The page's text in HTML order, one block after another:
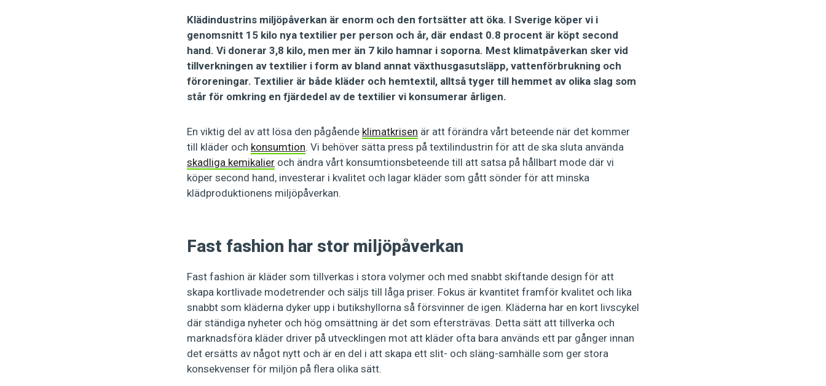
Klädindustrins miljöpåverkan är enorm och den fortsätter att öka. I Sverige köper vi i
genomsnitt 15 kilo nya textilier per person och år, där endast 0.8 procent är köpt second
hand. Vi donerar 3,8 kilo, men mer än 7 kilo hamnar i soporna. Mest klimatpåverkan sker vid
tillverkningen av textilier i form av bland annat växthusgasutsläpp, vattenförbrukning och
föroreningar. Textilier är både kläder och hemtextil, alltså tyger till hemmet av olika slag som
står för omkring en fjärdedel av de textilier vi konsumerar årligen.
En viktig del av att lösa den pågående klimatkrisen är att förändra vårt beteende när det kommer
till kläder och konsumtion. Vi behöver sätta press på textilindustrin för att de ska sluta använda
skadliga kemikalier och ändra vårt konsumtionsbeteende till att satsa på hållbart mode där vi
köper second hand, investerar i kvalitet och lagar kläder som gått sönder för att minska
klädproduktionens miljöpåverkan.
Fast fashion har stor miljöpåverkan
Fast fashion är kläder som tillverkas i stora volymer och med snabbt skiftande design för att
skapa kortlivade modetrender och säljs till låga priser. Fokus är kvantitet framför kvalitet och lika
snabbt som kläderna dyker upp i butikshyllorna så försvinner de igen. Kläderna har en kort livscykel
där ständiga nyheter och hög omsättning är det som eftersträvas. Detta sätt att tillverka och
marknadsföra kläder driver på utvecklingen mot att kläder ofta bara används ett par gånger innan
det ersätts av något nytt och är en del i att skapa ett slit- och släng-samhälle som ger stora
konsekvenser för miljön på flera olika sätt.